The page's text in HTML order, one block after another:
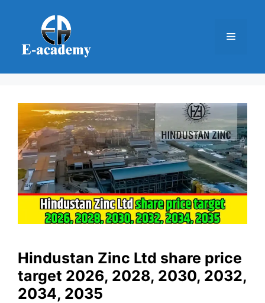
content
Menu
Hindustan Zinc Ltd share price
target 2026, 2028, 2030, 2032,
2034, 2035